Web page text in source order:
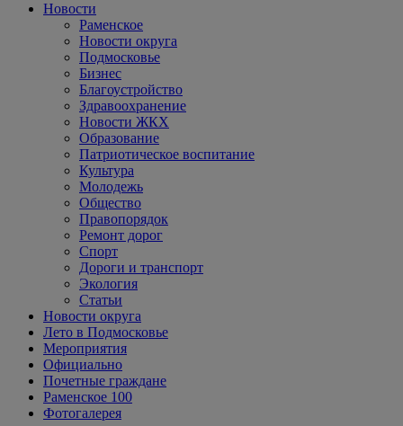
Новости
Раменское
Новости округа
Подмосковье
Бизнес
Благоустройство
Здравоохранение
Новости ЖКХ
Образование
Патриотическое воспитание
Культура
Молодежь
Общество
Правопорядок
Ремонт дорог
Спорт
Дороги и транспорт
Экология
Статьи
Новости округа
Лето в Подмосковье
Мероприятия
Официально
Почетные граждане
Раменское 100
Фотогалерея